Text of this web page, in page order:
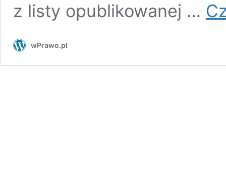
z listy opublikowanej …
wPrawo.pl